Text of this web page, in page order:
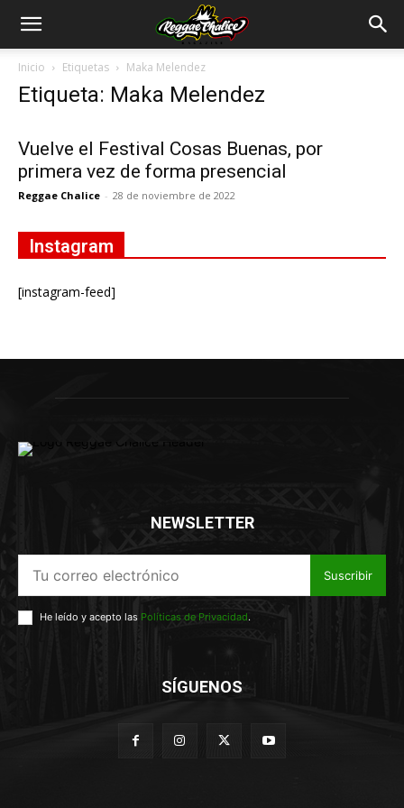
Inicio Etiquetas Maka Melendez
Etiqueta: Maka Melendez
Vuelve el Festival Cosas Buenas, por
primera vez de forma presencial
Reggae Chalice - 28 de noviembre de 2022
Instagram
[instagram-feed]
NEWSLETTER
Suscribir
He leído y acepto las Políticas de Privacidad.
SÍGUENOS